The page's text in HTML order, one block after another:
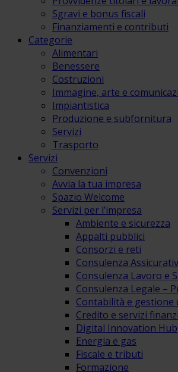
Sgravi e bonus fiscali
Finanziamenti e contributi
Categorie
Alimentari
Benessere
Costruzioni
Immagine, arte e
Impiantistica
Produzione e subfornitura
Servizi
Trasporto
Servizi
Convenzioni
Avvia la tua impresa
Spazio Welcome
Servizi per l’impresa
Ambiente e sicurezza
Appalti pubblici
Consorzi e reti
Consulenza
Consulenza Lavoro e
Consulenza Legale –
Contabilità e gestione
Credito e servizi
Digital Innovation Hub
Energia e gas
Fiscale e tributi
Formazione